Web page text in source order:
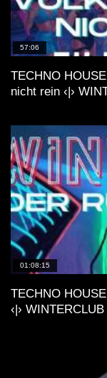
57:06
TECHNO HOUSE
nicht rein ‹|›
01:08:15
TECHNO HOUSE
‹|›